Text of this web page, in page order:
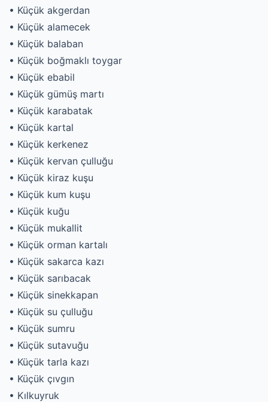
• Küçük akgerdan
• Küçük alamecek
• Küçük balaban
• Küçük boğmaklı toygar
• Küçük ebabil
• Küçük gümüş martı
• Küçük karabatak
• Küçük kartal
• Küçük kerkenez
• Küçük kervan çulluğu
• Küçük kiraz kuşu
• Küçük kum kuşu
• Küçük kuğu
• Küçük mukallit
• Küçük orman kartalı
• Küçük sakarca kazı
• Küçük sarıbacak
• Küçük sinekkapan
• Küçük su çulluğu
• Küçük sumru
• Küçük sutavuğu
• Küçük tarla kazı
• Küçük çıvgın
• Kılkuyruk